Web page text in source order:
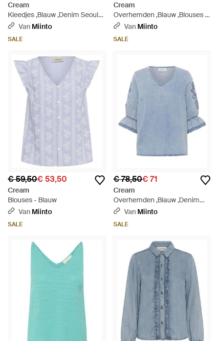
Cream
Kleedjes ,Blauw ,Denim Seoul
Mid Shirt Dress - Blauw
Van Miinto
SALE
Cream
Overhemden ,Blauw ,Blouses &
Shirts - Blauw
Van Miinto
SALE
€ 59,50€ 53,50
Cream
Blouses - Blauw
Van Miinto
SALE
€ 78,50€ 71
Cream
Overhemden ,Blauw ,Denim
Crellie Blouse - Blauw
Van Miinto
SALE